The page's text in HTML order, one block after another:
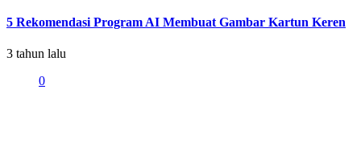
5 Rekomendasi Program AI Membuat Gambar Kartun Keren
3 tahun lalu
0